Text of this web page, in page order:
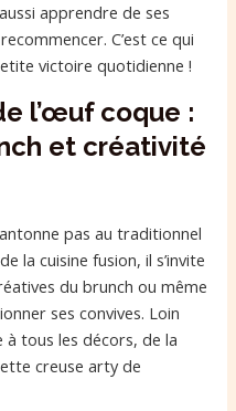
apprendre de ses
C’est ce qui
victoire quotidienne !
l’œuf coque :
et créativité
pas au traditionnel
la cuisine fusion, il s’invite
du brunch ou même
ses convives. Loin
à tous les décors, de la
creuse arty de